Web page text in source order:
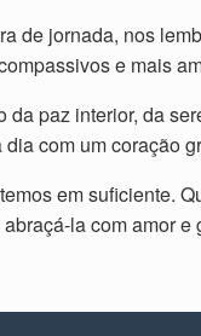
de jornada, nos
e mais
paz interior, da
com um coração
em suficiente.
la com amor e